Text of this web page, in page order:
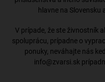
hlavne na Slovensku
V prípade, že ste živnostník
spoluprácu, prípadne o
ponuky, neváhajte nás
info@zvarsi.sk